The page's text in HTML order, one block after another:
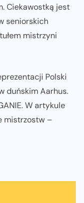
Ciekawostką jest
seniorskich
mistrzyni
Polski
duńskim Aarhus.
W artykule
mistrzostw –